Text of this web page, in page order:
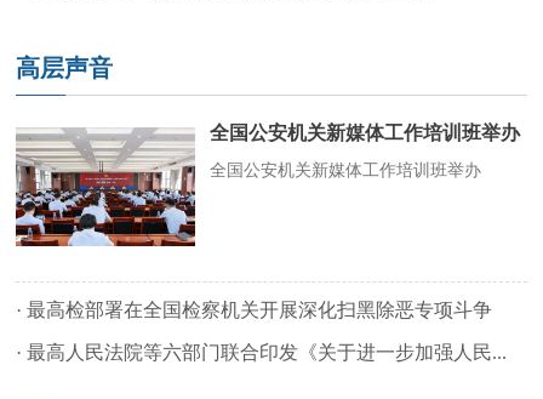
高层声音
全国公安机关新媒体工作培训班举办
全国公安机关新媒体工作培训班举办
·最高检部署在全国检察机关开展深化扫黑除恶专项斗争
·最高人民法院等六部门联合印发《关于进一步加强人民...